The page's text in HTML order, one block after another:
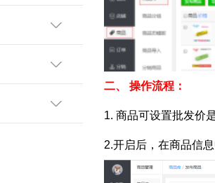
二、 操作流程：
1. 商品可设置批发价
2.开启后，在商品信